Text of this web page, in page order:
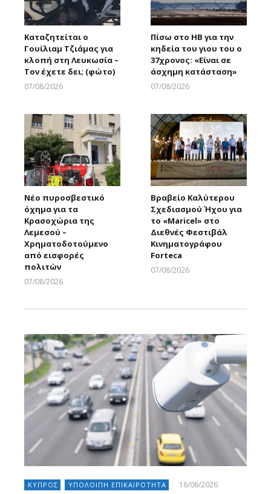
Καταζητείται ο
Γουίλιαμ Τζιάμας για
κλοπή στη Λευκωσία –
Τον έχετε δει; (φώτο)
07/08/2026
Πίσω στο ΗΒ για την
κηδεία του γιου του ο
37χρονος: «Είναι σε
άσχημη κατάσταση»
07/08/2026
Νέο πυροσβεστικό
όχημα για τα
Κρασοχώρια της
Λεμεσού –
Χρηματοδοτούμενο
από εισφορές
πολιτών
07/08/2026
Βραβείο Καλύτερου
Σχεδιασμού Ήχου για
το «Maricel» στο
Διεθνές Φεστιβάλ
Κινηματογράφου
Forteca
07/08/2026
ΚΥΠΡΟΣ ΥΠΟΛΟΙΠΗ ΕΠΙΚΑΙΡΟΤΗΤΑ 16/06/2026